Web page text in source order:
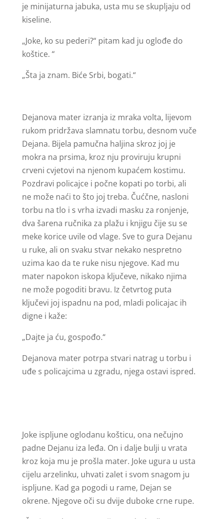
je minijaturna jabuka, usta mu se skupljaju od
kiseline.
„Joke, ko su pederi?“ pitam kad ju oglođe do
koštice. “
„Šta ja znam. Biće Srbi, bogati.“
Dejanova mater izranja iz mraka volta, lijevom
rukom pridržava slamnatu torbu, desnom vuče
Dejana. Bijela pamučna haljina skroz joj je
mokra na prsima, kroz nju proviruju krupni
crveni cvjetovi na njenom kupaćem kostimu.
Pozdravi policajce i počne kopati po torbi, ali
ne može naći to što joj treba. Čućčne, nasloni
torbu na tlo i s vrha izvadi masku za ronjenje,
dva šarena ručnika za plažu i knjigu čije su se
meke korice uvile od vlage. Sve to gura Dejanu
u ruke, ali on svaku stvar nekako nespretno
uzima kao da te ruke nisu njegove. Kad mu
mater napokon iskopa ključeve, nikako njima
ne može pogoditi bravu. Iz četvrtog puta
ključevi joj ispadnu na pod, mladi policajac ih
digne i kaže:
„Dajte ja ću, gospođo.“
Dejanova mater potrpa stvari natrag u torbu i
uđe s policajcima u zgradu, njega ostavi ispred.
Joke ispljune oglodanu košticu, ona nečujno
padne Dejanu iza leđa. On i dalje bulji u vrata
kroz koja mu je prošla mater. Joke ugura u usta
cijelu arzelinku, uhvati zalet i svom snagom ju
ispljune. Kad ga pogodi u rame, Dejan se
okrene. Njegove oči su dvije duboke crne rupe.